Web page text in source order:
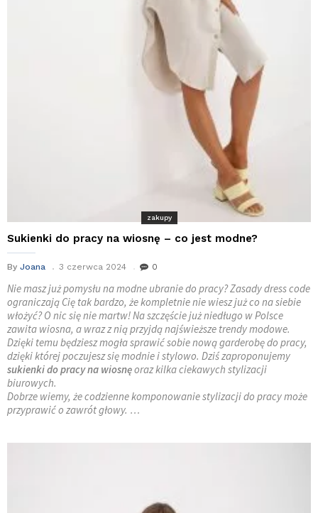
zakupy
Sukienki do pracy na wiosnę – co jest modne?
By Joana 3 czerwca 2024 0
Nie masz już pomysłu na modne ubranie do pracy? Zasady dress code
ograniczają Cię tak bardzo, że kompletnie nie wiesz już co na siebie
włożyć? O nic się nie martw! Na szczęście już niedługo w Polsce
zawita wiosna, a wraz z nią przyjdą najświeższe trendy modowe.
Dzięki temu będziesz mogła sprawić sobie nową garderobę do pracy,
dzięki której poczujesz się modnie i stylowo. Dziś zaproponujemy
sukienki do pracy na wiosnęoraz kilka ciekawych stylizacji
biurowych.
Dobrze wiemy, że codzienne komponowanie stylizacji do pracy może
przyprawić o zawrót głowy. …